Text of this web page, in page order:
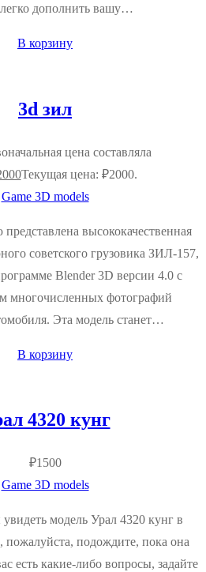
дополнить вашу…
В корзину
3d зил
цена составляла
Текущая цена: ₽2000.
Game 3D models
высококачественная
советского грузовика ЗИЛ-157,
Blender 3D версии 4.0 с
многочисленных фотографий
Эта модель станет…
В корзину
4320 кунг
₽1500
Game 3D models
модель Урал 4320 кунг в
пожалуйста, подождите, пока она
есть какие-либо вопросы, задайте